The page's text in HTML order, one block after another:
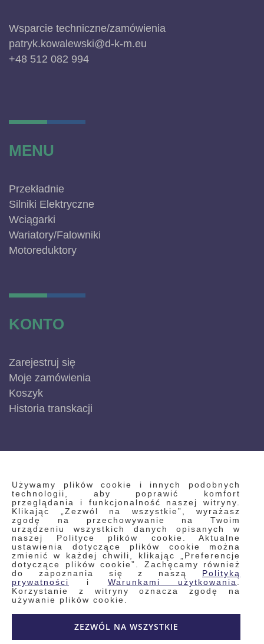
Używamy plików cookie i innych podobnych
technologii, aby poprawić komfort
przeglądania i funkcjonalność naszej witryny.
Klikając „Zezwól na wszystkie”, wyrażasz
zgodę na przechowywanie na Twoim
urządzeniu wszystkich danych opisanych w
naszej Polityce plików cookie. Aktualne
ustawienia dotyczące plików cookie można
zmienić w każdej chwili, klikając „Preferencje
dotyczące plików cookie”. Zachęcamy również
do zapoznania się z naszą Polityką
prywatności
i Warunkami użytkowania
Korzystanie z witryny oznacza zgodę na
używanie plików cookie.
ZEZWÓL NA WSZYSTKIE
Wsparcie techniczne/zamówienia
patryk.kowalewski@d-k-m.eu
+48 512 082 994
MENU
Przekładnie
Silniki Elektryczne
Wciągarki
Wariatory/Falowniki
Motoreduktory
KONTO
Zarejestruj się
Moje zamówienia
Koszyk
Historia transkacji
INFORMACJE
Regulamin
Polityka prywatności i pliki cookie
Wyszukiwane frazy
Wyszukiwanie zaawansowane
Zamówienia
Skontaktuj się z nami
Odstąp od umowy